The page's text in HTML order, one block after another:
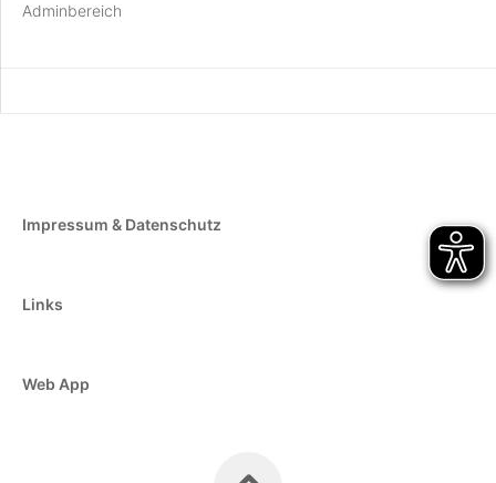
Adminbereich
Impressum & Datenschutz
Links
Web App